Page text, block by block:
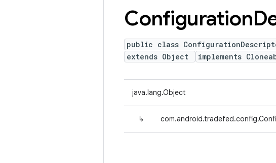
Configuration
public class
extends Object
implements
java.lang.Object
↳